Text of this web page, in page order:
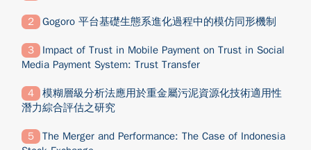
Gogoro 平台基礎生態系進化過程中的模仿同形機制
Impact of Trust in Mobile Payment on Trust in Social
Media Payment System: Trust Transfer
模糊層級分析法應用於重金屬污泥資源化技術適用性
潛力綜合評估之研究
The Merger and Performance: The Case of Indonesia